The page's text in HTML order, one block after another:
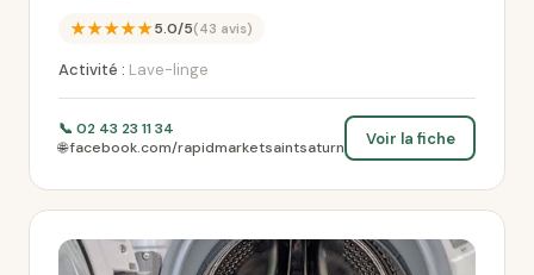
★★★★★5.0/5(43 avis)
Activité : Lave-linge
📞 02 43 23 11 34
🌐 facebook.com/rapidmarketsaintsaturn
Voir la fiche